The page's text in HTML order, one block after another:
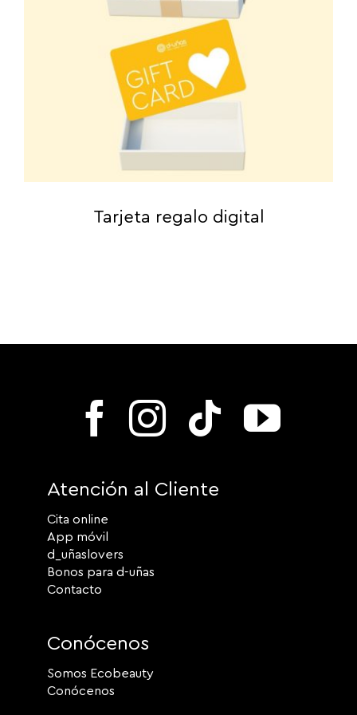
Tarjeta regalo digital
Atención al Cliente
Cita online
App móvil
d_uñaslovers
Bonos para d-uñas
Contacto
Conócenos
Somos Ecobeauty
Conócenos